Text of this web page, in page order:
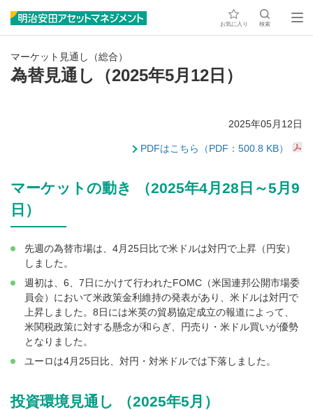
お気に入り 検索
マーケット見通し（総合）
為替見通し（2025年5月12日）
2025年05月12日
PDFはこちら（PDF：500.8 KB）
マーケットの動き （2025年4月28日～5月9
日）
先週の為替市場は、4月25日比で米ドルは対円で上昇（円安）
しました。
週初は、6、7日にかけて行われたFOMC（米国連邦公開市場委
員会）において米政策金利維持の発表があり、米ドルは対円で
上昇しました。8日には米英の貿易協定成立の報道によって、
米関税政策に対する懸念が和らぎ、円売り・米ドル買いが優勢
となりました。
ユーロは4月25日比、対円・対米ドルでは下落しました。
投資環境見通し （2025年5月）